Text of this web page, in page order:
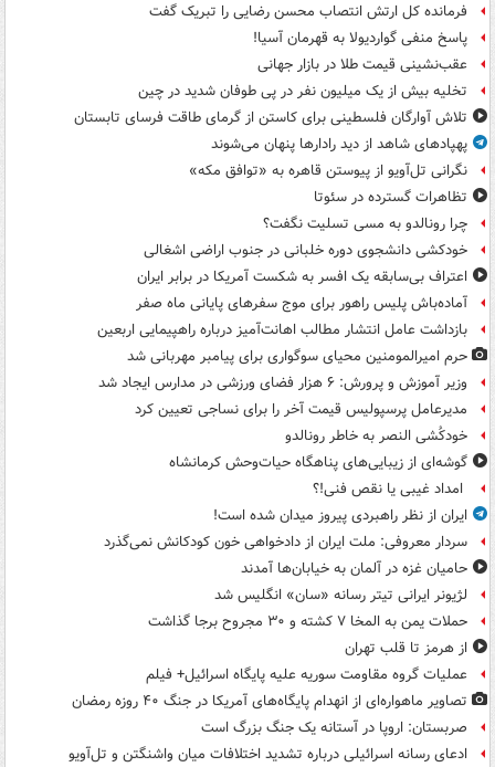
فرمانده کل ارتش انتصاب محسن رضایی را تبریک گفت
پاسخ منفی گواردیولا به قهرمان آسیا!
عقب‌نشینی قیمت طلا در بازار جهانی
تخلیه بیش از یک میلیون نفر در پی طوفان شدید در چین
تلاش آوارگان فلسطینی برای کاستن از گرمای طاقت فرسای تابستان
پهپادهای شاهد از دید رادارها پنهان می‌شوند
نگرانی تل‌آویو از پیوستن قاهره به «توافق مکه»
تظاهرات گسترده در سئوتا
چرا رونالدو به مسی تسلیت نگفت؟
خودکشی دانشجوی دوره خلبانی در جنوب اراضی اشغالی
اعتراف بی‌سابقه یک افسر به شکست آمریکا در برابر ایران
آماده‌باش پلیس راهور برای موج سفرهای پایانی ماه صفر
بازداشت عامل انتشار مطالب اهانت‌آمیز درباره راهپیمایی اربعین
حرم امیرالمومنین محیای سوگواری برای پیامبر مهربانی شد
وزیر آموزش و پرورش: ۶ هزار فضای ورزشی در مدارس ایجاد شد
مدیرعامل پرسپولیس قیمت آخر را برای نساجی تعیین کرد
خودکُشی النصر به خاطر رونالدو
گوشه‌ای از زیبایی‌های پناهگاه‌ حیات‌وحش کرمانشاه
امداد غیبی یا نقص فنی!؟
ایران از نظر راهبردی پیروز میدان شده است!
سردار معروفی: ملت ایران از دادخواهی خون کودکانش نمی‌گذرد
حامیان غزه در آلمان به خیابان‌ها آمدند
لژیونر ایرانی تیتر رسانه «سان» انگلیس شد
حملات یمن به المخا ۷ کشته و ۳۰ مجروح برجا گذاشت
از هرمز تا قلب تهران
عملیات گروه مقاومت سوریه علیه پایگاه اسرائیل+ فیلم
تصاویر ماهواره‌ای از انهدام پایگاه‌های آمریکا در جنگ ۴۰ روزه رمضان
صربستان: اروپا در آستانه یک جنگ بزرگ است
ادعای رسانه اسرائیلی درباره تشدید اختلافات میان واشنگتن و تل‌آویو